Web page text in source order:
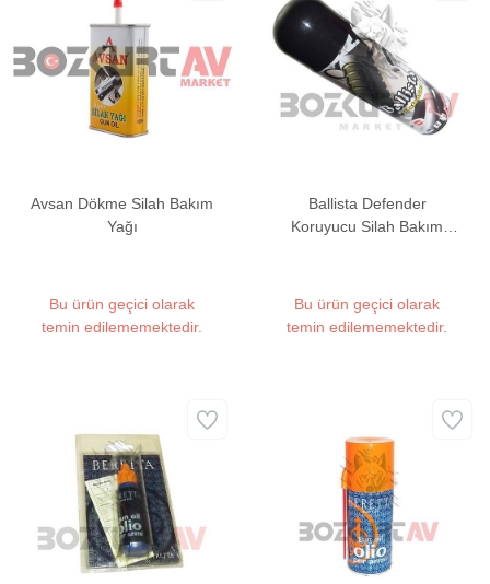
Avsan Dökme Silah Bakım
Yağı
Bu ürün geçici olarak
temin edilememektedir.
Ballista Defender
Koruyucu Silah Bakım
Bu ürün geçici olarak
temin edilememektedir.